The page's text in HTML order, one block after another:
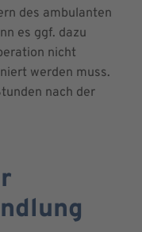
des ambulanten
es ggf. dazu
nicht
werden muss.
nach der